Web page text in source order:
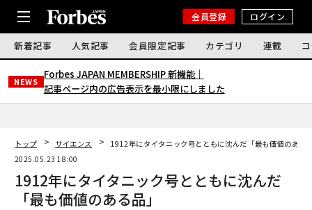
会員登録 ログイン
新着記事 人気記事 会員限定記事 カテゴリ 連載
NEWS
Forbes JAPAN MEMBERSHIP 新機能｜
記事ページ内の広告表示を最小限にしました
トップ サイエンス
1912年にタイタニック号とともに沈んだ「最も価値のある
2025.05.23 18:00
1912年にタイタニック号とともに沈んだ
「最も価値のある品」